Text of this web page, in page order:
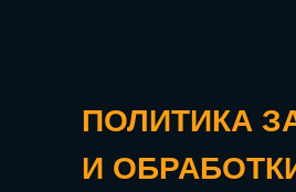
ПОЛИТИКА
И